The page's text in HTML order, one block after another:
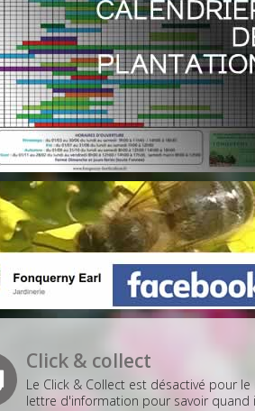
Click & collect
Le Click & Collect est désactivé pour
lettre d'information pour savoir quand